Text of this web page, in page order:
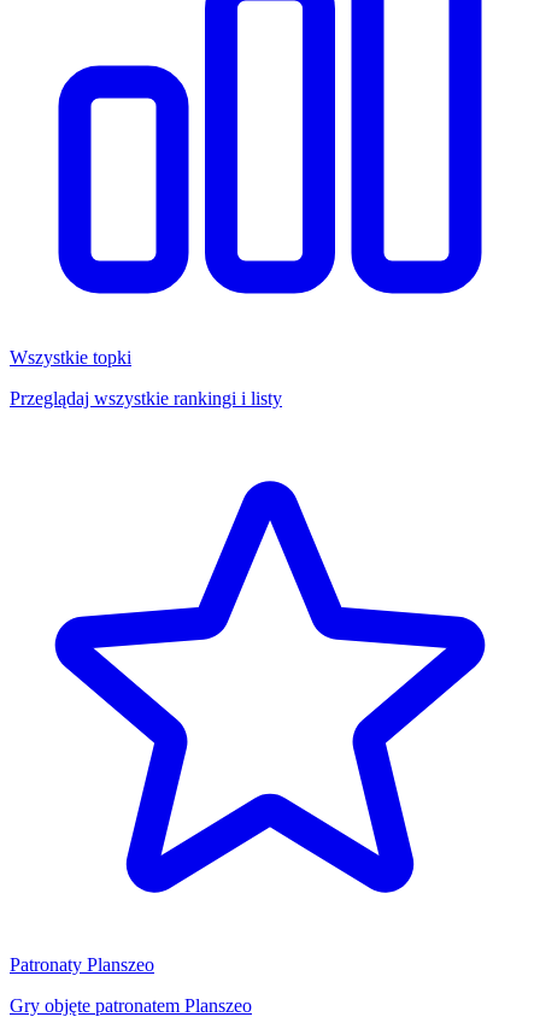
Wszystkie topki
Przeglądaj wszystkie rankingi i listy
Patronaty Planszeo
Gry objęte patronatem Planszeo